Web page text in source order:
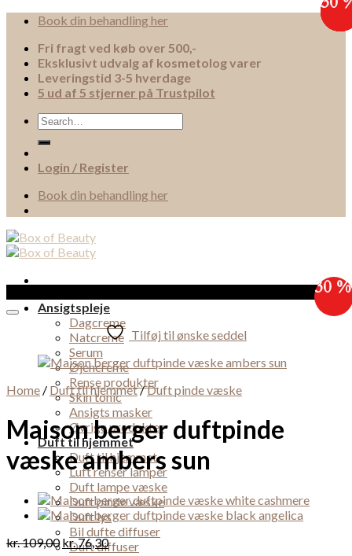
Skip
content
Book din behandling her
Fri fragt ved køb over 500,-
Eksklusivt udvalg af kosmetolog varer
Leveringstid 3-5 hverdage
5 ud af 5 stjerner på Trustpilot
Search
for:
Login / Register
Book din behandling her
Ansigtspleje
Dagcreme
Natcreme
Serum
Øjencreme
Rense produkter
Skin tonic
Ansigts masker
Øvrige produkter
Duft til hjemmet
Duft til hjemmet
Luft renser lamper
Duft lampe væske
Duft pinde væske
Duft lys
Bil dufte diffuser
Duft diffuser
Tilføj til ønske seddel
30 %
Home / Duft til hjemmet/Duft pinde væske
Maison berger duftpinde
væske ambers sun
kr.109,00 kr.76,30